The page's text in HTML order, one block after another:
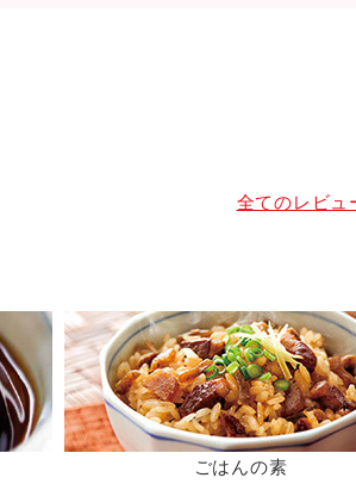
全てのレビュ
ごはんの素